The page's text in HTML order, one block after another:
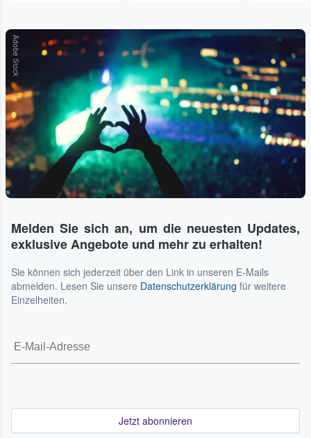
Adobe Stock
Melden Sie sich an, um die neuesten Updates,
exklusive Angebote und mehr zu erhalten!
Sie können sich jederzeit über den Link in unseren E-Mails
abmelden. Lesen Sie unsere Datenschutzerklärung für weitere
Einzelheiten.
Jetzt abonnieren